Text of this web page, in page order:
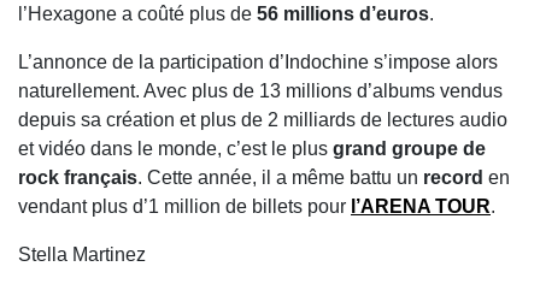
l’Hexagone a coûté plus de 56 millions d’euros.
L’annonce de la participation d’Indochine s’impose alors
naturellement. Avec plus de 13 millions d’albums vendus
depuis sa création et plus de 2 milliards de lectures audio
et vidéo dans le monde, c’est le plus grand groupe de
rock français. Cette année, il a même battu un record en
vendant plus d’1 million de billets pour l’ARENA TOUR.
Stella Martinez